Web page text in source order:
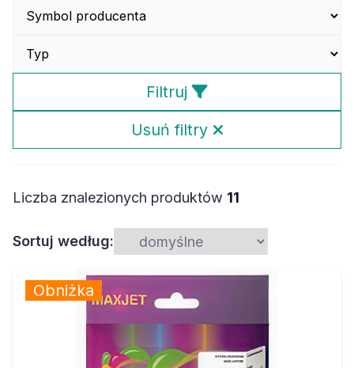
Filtruj
Usuń filtry
Liczba znalezionych produktów 11
Sortuj według:
Obniżka